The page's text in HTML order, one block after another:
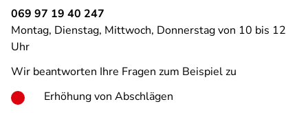
069 97 19 40 247
Montag, Dienstag, Mittwoch, Donnerstag von 10 bis 12
Uhr
Wir beantworten Ihre Fragen zum Beispiel zu
Erhöhung von Abschlägen